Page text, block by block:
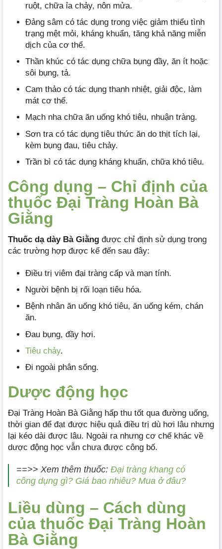
ruột, chữa ỉa chảy, nôn mửa.
Đảng sâm có tác dụng trong việc giảm thiểu tình
trạng mệt mỏi, kháng khuẩn, tăng khả năng miễn
dịch của cơ thể.
Thần khúc có tác dụng chữa bụng đầy, ăn ít hoặc
sôi bụng, tả.
Cam thảo có tác dụng thanh nhiệt, giải độc, làm
mát cơ thể.
Mạch nha chữa ăn uống khó tiêu, nhuận tràng.
Sơn tra có tác dụng tiêu thức ăn do thịt tích lại,
kèm bụng đau, tiêu chảy.
Trần bì có tác dụng kháng khuẩn, chữa khó tiêu.
Công dụng – Chỉ định của
thuốc Đại Tràng Hoàn Bà
Giằng
Thuốc dạ dày Bà Giằng được chỉ định sử dụng trong
các trường hợp được kể đến sau đây:
Điều trị viêm đại tràng cấp và mạn tính.
Người bệnh bị rối loạn tiêu hóa.
Bệnh nhân ăn uống khó tiêu, ăn uống kém, chán
ăn.
Đau bụng, đầy hơi.
Tiêu chảy.
Đi ngoài phân sống.
Dược động học
Đại Tràng Hoàn Bà Giằng hấp thu tốt qua đường uống,
thời gian để đạt được hiệu quả điều trị dù hơi lâu nhưng
lại kéo dài được lâu. Ngoài ra nhưng cơ chế khác về
dược động học vẫn chưa được công bố.
==>> Xem thêm thuốc: Đại tràng khang có
công dụng gì? Giá bao nhiêu? Mua ở đâu?
Liều dùng – Cách dùng
của thuốc Đại Tràng Hoàn
Bà Giằng